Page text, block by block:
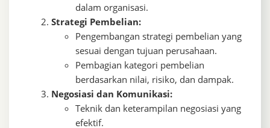
dalam organisasi.
Strategi Pembelian:
Pengembangan strategi pembelian yang
sesuai dengan tujuan perusahaan.
Pembagian kategori pembelian
berdasarkan nilai, risiko, dan dampak.
Negosiasi dan Komunikasi:
Teknik dan keterampilan negosiasi yang
efektif.